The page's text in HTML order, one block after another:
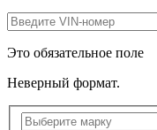
Это обязательное поле
Неверный формат.